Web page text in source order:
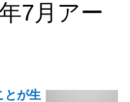
7月アー
とが生